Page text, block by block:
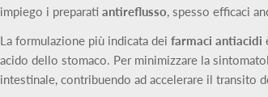
impiego i preparati antireflusso, spesso efficaci
La formulazione più indicata dei farmaci antiacidi
acido dello stomaco. Per minimizzare la
intestinale, contribuendo ad accelerare il transito